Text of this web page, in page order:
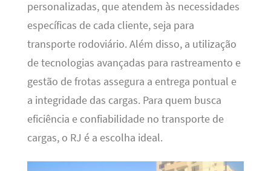
personalizadas, que atendem às necessidades
específicas de cada cliente, seja para
transporte rodoviário. Além disso, a utilização
de tecnologias avançadas para rastreamento e
gestão de frotas assegura a entrega pontual e
a integridade das cargas. Para quem busca
eficiência e confiabilidade no transporte de
cargas, o RJ é a escolha ideal.